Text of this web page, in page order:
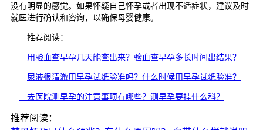
没有明显的感觉。如果怀疑自己怀孕或者出现不适症状，建议及时
就医进行确认和咨询，以确保母婴健康。
推荐阅读：
用验血查早孕几天能查出来？验血查早孕多长时间出结果？
尿液很清澈用早孕试纸验准吗？什么时候用早孕试纸验准？
去医院测早孕的注意事项有哪些？测早孕要挂什么科？
推荐阅读：